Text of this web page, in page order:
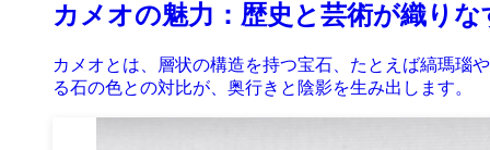
カメオの魅力：歴史と芸術が織りな
カメオとは、層状の構造を持つ宝石、たとえば縞瑪瑙
る石の色との対比が、奥行きと陰影を生み出します。